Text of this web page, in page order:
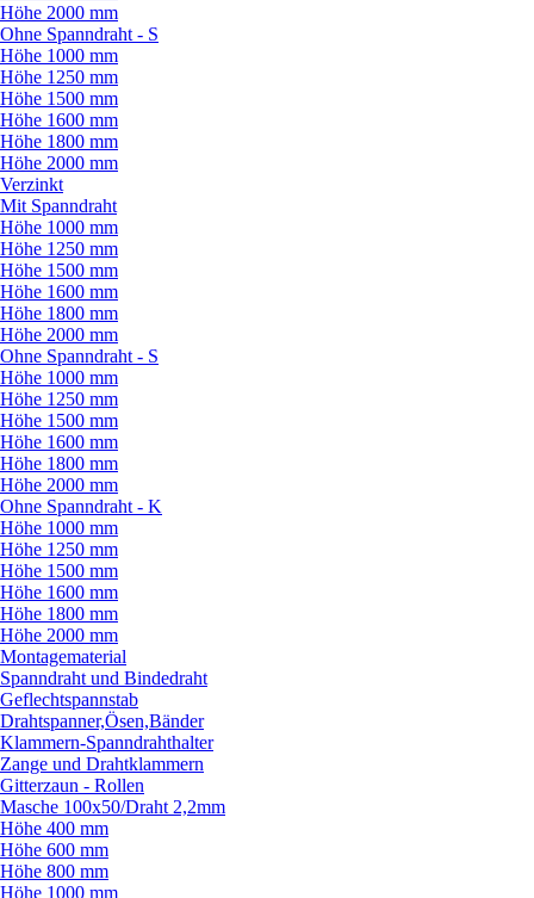
Höhe 2000 mm
Ohne Spanndraht - S
Höhe 1000 mm
Höhe 1250 mm
Höhe 1500 mm
Höhe 1600 mm
Höhe 1800 mm
Höhe 2000 mm
Verzinkt
Mit Spanndraht
Höhe 1000 mm
Höhe 1250 mm
Höhe 1500 mm
Höhe 1600 mm
Höhe 1800 mm
Höhe 2000 mm
Ohne Spanndraht - S
Höhe 1000 mm
Höhe 1250 mm
Höhe 1500 mm
Höhe 1600 mm
Höhe 1800 mm
Höhe 2000 mm
Ohne Spanndraht - K
Höhe 1000 mm
Höhe 1250 mm
Höhe 1500 mm
Höhe 1600 mm
Höhe 1800 mm
Höhe 2000 mm
Montagematerial
Spanndraht und Bindedraht
Geflechtspannstab
Drahtspanner,Ösen,Bänder
Klammern-Spanndrahthalter
Zange und Drahtklammern
Gitterzaun - Rollen
Masche 100x50/Draht 2,2mm
Höhe 400 mm
Höhe 600 mm
Höhe 800 mm
Höhe 1000 mm